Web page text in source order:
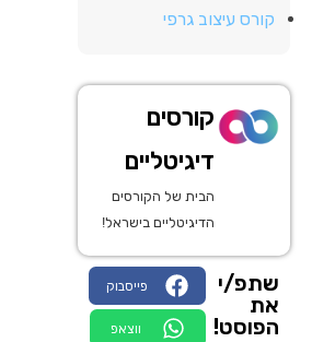
קורס עיצוב גרפי
קורסים
דיגיטליים
הבית של הקורסים
הדיגיטליים בישראל!
שתפ/י
את
הפוסט!
פייסבוק
ווצאפ